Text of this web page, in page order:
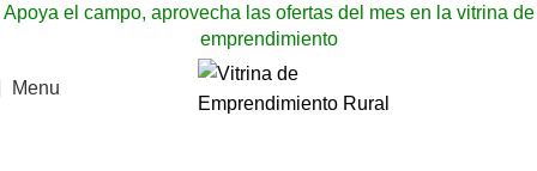
Apoya el campo, aprovecha las ofertas del mes en la vitrina de
emprendimiento
Menu